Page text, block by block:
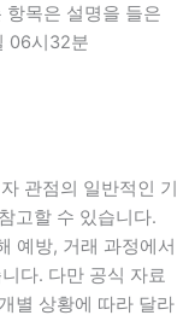
목은 설명을 들은
06시32분
관점의 일반적인 기
고할 수 있습니다.
예방, 거래 과정에서
다. 다만 공식 자료
별 상황에 따라 달라